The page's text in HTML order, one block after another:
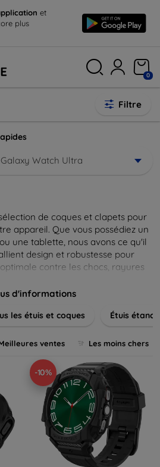
et
plus
0
Filtre
Watch Ultra
de coques et clapets pour
appareil. Que vous possédiez un
une tablette, nous avons ce qu'il
design et robustesse pour
contre les chocs, rayures
et minimalistes aux designs
y compris le cuir, le silicone, et
style tout en assurant la
d'informations
les étuis et coques Étuis
ventes Les moins chers
-10%